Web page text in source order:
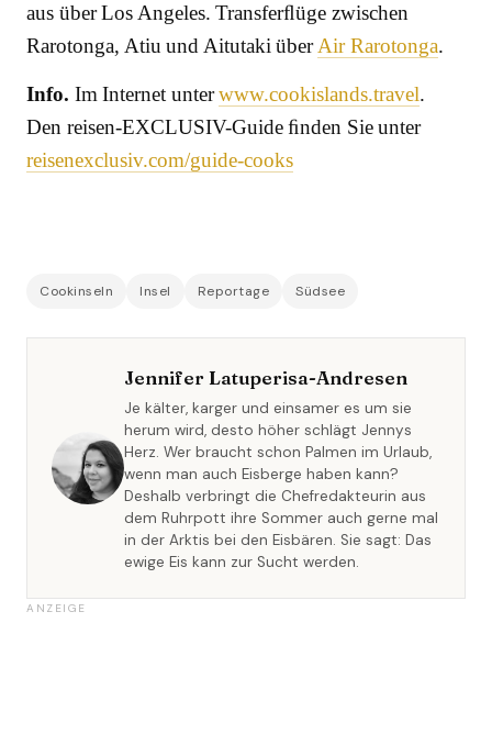
aus über Los Angeles. Transferﬂüge zwischen
Rarotonga, Atiu und Aitutaki überAir Rarotonga.
Info. Im Internet unterwww.cookislands.travel.
Den reisen-EXCLUSIV-Guide ﬁnden Sie unter
reisenexclusiv.com/guide-cooks
Cookinseln Insel Reportage Südsee
Jennifer Latuperisa-Andresen
Je kälter, karger und einsamer es um sie
herum wird, desto höher schlägt Jennys
Herz. Wer braucht schon Palmen im Urlaub,
wenn man auch Eisberge haben kann?
Deshalb verbringt die Chefredakteurin aus
dem Ruhrpott ihre Sommer auch gerne mal
in der Arktis bei den Eisbären. Sie sagt: Das
ewige Eis kann zur Sucht werden.
ANZEIGE